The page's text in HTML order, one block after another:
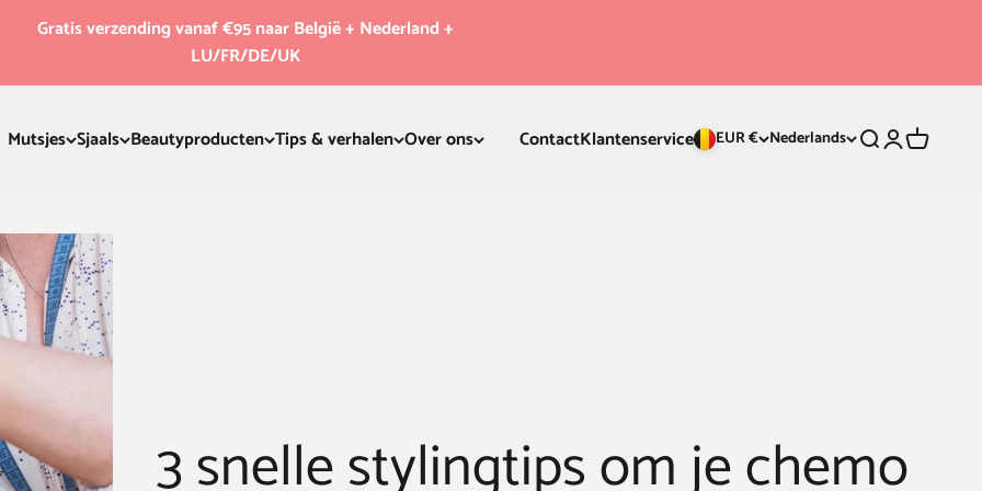
Gratis verzending vanaf €95 naar België + Nederland +
LU/FR/DE/UK
Mutsjes Sjaals Beautyproducten Tips & verhalen Over ons ContactKlantenservice EUR € Nederlands Zoeken
Inloggen
3 snelle stylingtips om je chemo